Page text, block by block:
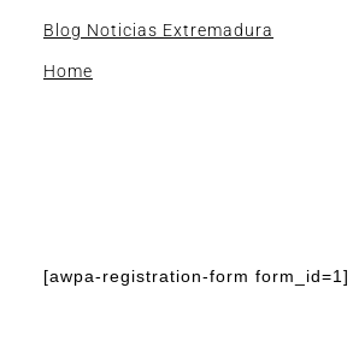
Blog Noticias Extremadura
Home
[awpa-registration-form form_id=1]